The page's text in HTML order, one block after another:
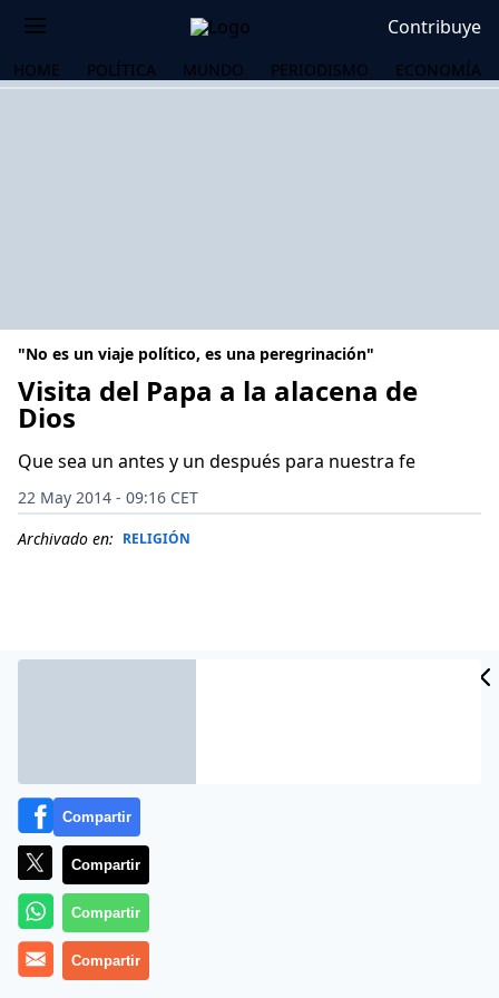
Contribuye
HOME POLÍTICA MUNDO PERIODISMO ECONOMÍA
"No es un viaje político, es una peregrinación"
Visita del Papa a la alacena de
Dios
Que sea un antes y un después para nuestra fe
22 May 2014 - 09:16 CET
Archivado en: RELIGIÓN
Más información
Compartir
Compartir
Compartir
Compartir